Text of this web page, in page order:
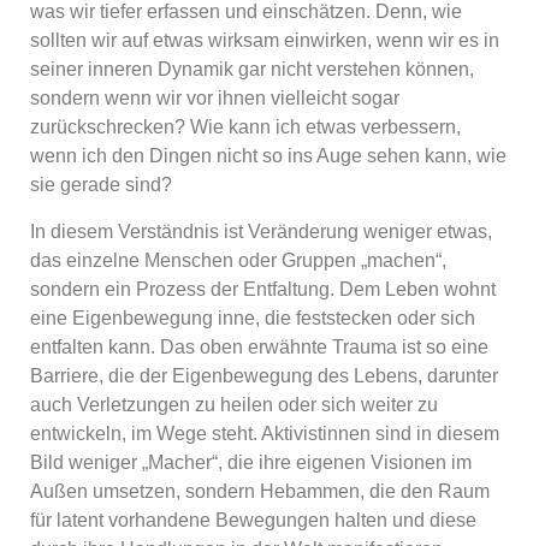
was wir tiefer erfassen und einschätzen. Denn, wie
sollten wir auf etwas wirksam einwirken, wenn wir es in
seiner inneren Dynamik gar nicht verstehen können,
sondern wenn wir vor ihnen vielleicht sogar
zurückschrecken? Wie kann ich etwas verbessern,
wenn ich den Dingen nicht so ins Auge sehen kann, wie
sie gerade sind?
In diesem Verständnis ist Veränderung weniger etwas,
das einzelne Menschen oder Gruppen „machen“,
sondern ein Prozess der Entfaltung. Dem Leben wohnt
eine Eigenbewegung inne, die feststecken oder sich
entfalten kann. Das oben erwähnte Trauma ist so eine
Barriere, die der Eigenbewegung des Lebens, darunter
auch Verletzungen zu heilen oder sich weiter zu
entwickeln, im Wege steht. Aktivistinnen sind in diesem
Bild weniger „Macher“, die ihre eigenen Visionen im
Außen umsetzen, sondern Hebammen, die den Raum
für latent vorhandene Bewegungen halten und diese